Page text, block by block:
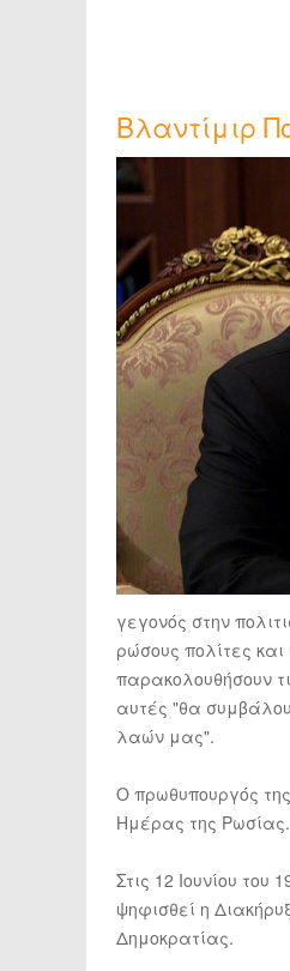
Βλαντίμιρ
γεγονός στην
ρώσους πολίτες
παρακολουθήσουν
αυτές "θα
λαών μας".
Ο πρωθυπουργός
Ημέρας της Ρωσίας.
Στις 12 Ιουνίου
ψηφισθεί η
Δημοκρατίας.